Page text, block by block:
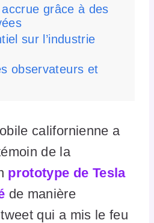
grâce à des
sur l’industrie
observateurs et
californienne a
de la
prototype de Tesla
de manière
qui a mis le feu